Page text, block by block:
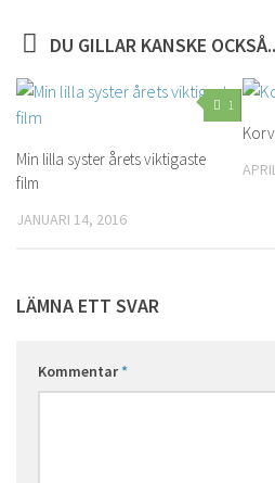
DU GILLAR KANSKE
1
Min lilla syster årets viktigaste
film
JANUARI 14, 2016
LÄMNA ETT SVAR
Kommentar*